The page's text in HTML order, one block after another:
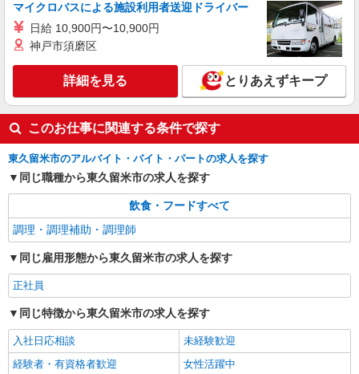
キープ 詳細を見る
アルバイト パート
合同会社DCT みつばメゾン東久留米金山
介護施設の調理補助
時給 1,280円 【各種手当】 ・昇給あり ・通
勤手当：全額支給 ・ガソリン手当：12円/km 試用
期間：3ヶ月 （条件に変更はありません。）
〒203－0013 東京都東久留米市金山町1-6-7
みつばメゾン東久留米金山
キープ 詳細を見る
マイクロバスによる施設利用者送迎ドライバー
日給 10,900円〜10,900円
神戸市須磨区
詳細を見る とりあえずキープ
このお仕事に関連する条件で探す
東久留米市のアルバイト・バイト・パートの求人を探す
同じ職種から東久留米市の求人を探す
飲食・フードすべて
調理・調理補助・調理師
同じ雇用形態から東久留米市の求人を探す
正社員
同じ特徴から東久留米市の求人を探す
入社日応相談
未経験歓迎
経験者・有資格者歓迎
女性活躍中